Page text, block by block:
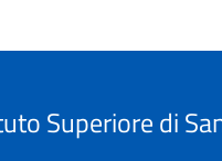
Superiore di